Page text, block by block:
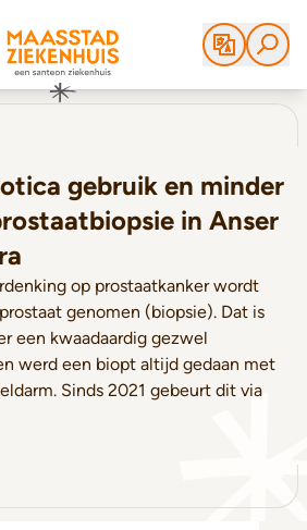
gebruik en minder
in Anser
op prostaatkanker wordt
genomen (biopsie). Dat is
een kwaadaardig gezwel
werd een biopt altijd gedaan met
Sinds 2021 gebeurt dit via